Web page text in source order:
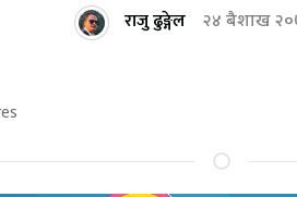
राजु ढुङ्गेल २४ बैशाख